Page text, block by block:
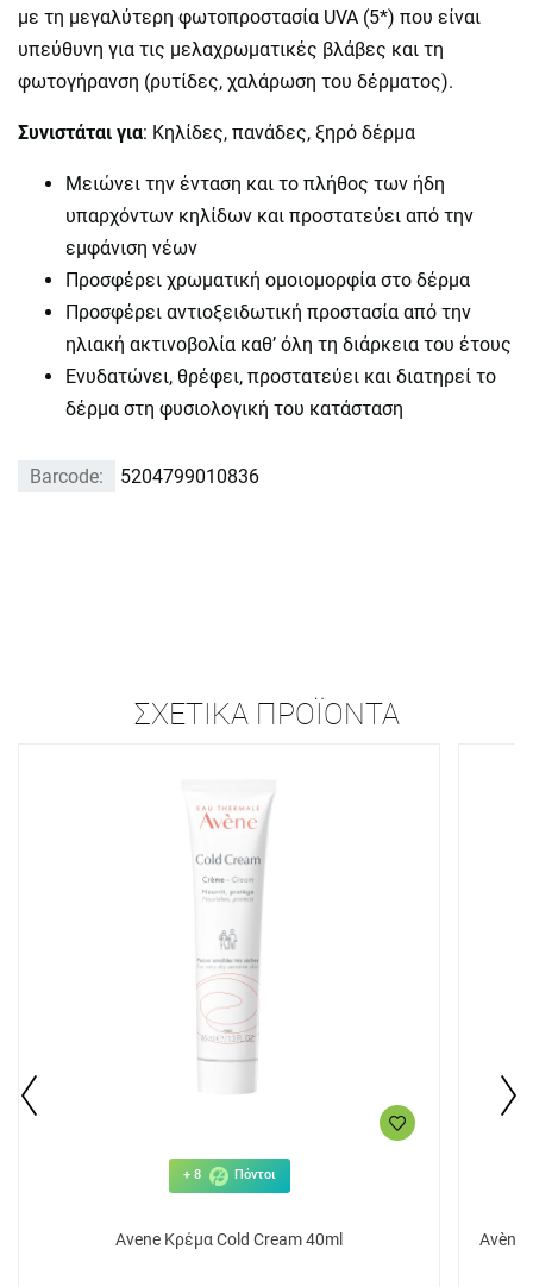
με τη μεγαλύτερη φωτοπροστασία UVA (5*) που είναι
υπεύθυνη για τις μελαχρωματικές βλάβες και τη
φωτογήρανση (ρυτίδες, χαλάρωση του δέρματος).
Συνιστάται για: Kηλίδες, πανάδες, ξηρό δέρμα
Μειώνει την ένταση και το πλήθος των ήδη
υπαρχόντων κηλίδων και προστατεύει από την
εμφάνιση νέων
Προσφέρει χρωματική ομοιομορφία στο δέρμα
Προσφέρει αντιοξειδωτική προστασία από την
ηλιακή ακτινοβολία καθ’ όλη τη διάρκεια του έτους
Ενυδατώνει, θρέφει, προστατεύει και διατηρεί το
δέρμα στη φυσιολογική του κατάσταση
Barcode: 5204799010836
ΣΧΕΤΙΚΆ ΠΡΟΪΌΝΤΑ
+ 8 Πόντοι
Avene Κρέμα Cold Cream 40ml Avène